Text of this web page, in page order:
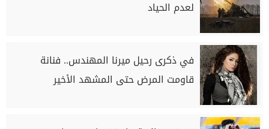
لعدم الحياد
في ذكرى رحيل ميرنا المهندس.. فنانة
قاومت المرض حتى المشهد الأخير